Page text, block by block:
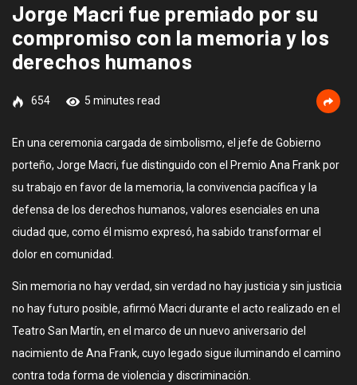
Jorge Macri fue premiado por su
compromiso con la memoria y los
derechos humanos
654 5 minutes read
En una ceremonia cargada de simbolismo, el jefe de Gobierno
porteño, Jorge Macri, fue distinguido con el Premio Ana Frank por
su trabajo en favor de la memoria, la convivencia pacífica y la
defensa de los derechos humanos, valores esenciales en una
ciudad que, como él mismo expresó, ha sabido transformar el
dolor en comunidad.
Sin memoria no hay verdad, sin verdad no hay justicia y sin justicia
no hay futuro posible, afirmó Macri durante el acto realizado en el
Teatro San Martín, en el marco de un nuevo aniversario del
nacimiento de Ana Frank, cuyo legado sigue iluminando el camino
contra toda forma de violencia y discriminación.